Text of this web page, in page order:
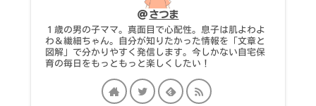
さつま
１歳の男の子ママ。真面目で心配性。息子は肌よわよ
わ＆繊細ちゃん。自分が知りたかった情報を「文章と
図解」で分かりやすく発信します。今しかない自宅保
育の毎日をもっともっと楽しくしたい！